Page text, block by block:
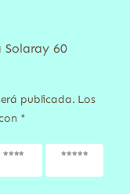
Solaray 60
publicada. Los
*
de 5
5 de 5